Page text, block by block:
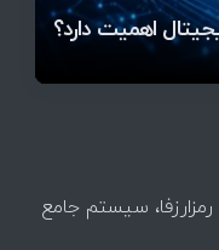
اهمیت دارد؟
سبز شد
وارد فاز تازه شد
سیستم جامع